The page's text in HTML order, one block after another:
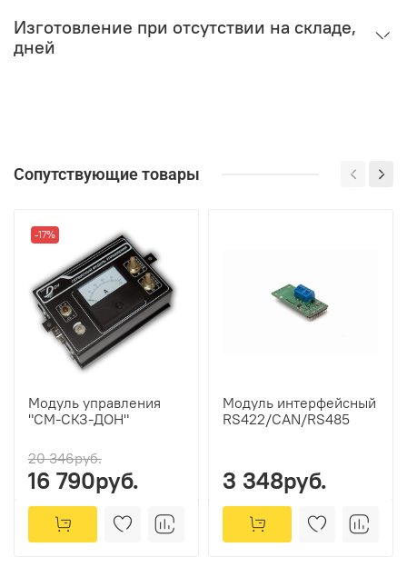
Изготовление при отсутствии на складе,
дней
Сопутствующие товары
-17%
Модуль управления
"СМ-СКЗ-ДОН"
20 346руб.
16 790руб.
Модуль интерфейсный
RS422/CAN/RS485
3 348руб.